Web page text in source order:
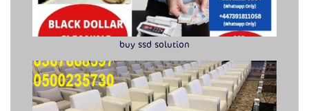
buy ssd solution